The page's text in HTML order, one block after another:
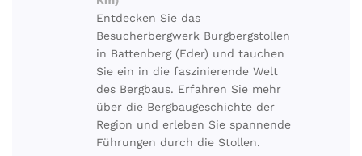
Entdecken Sie das
Besucherbergwerk Burgbergstollen
in Battenberg (Eder) und tauchen
Sie ein in die faszinierende Welt
des Bergbaus. Erfahren Sie mehr
über die Bergbaugeschichte der
Region und erleben Sie spannende
Führungen durch die Stollen.